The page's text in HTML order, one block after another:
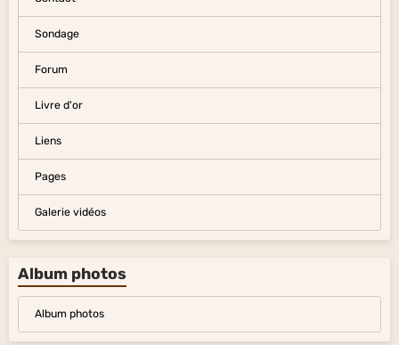
Sondage
Forum
Livre d'or
Liens
Pages
Galerie vidéos
Album photos
Album photos